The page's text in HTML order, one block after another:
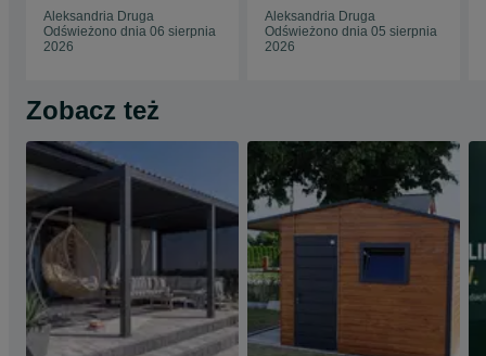
piaskownica,
huśtawka
Aleksandria Druga
Odświeżono dnia 06 sierpnia
2026
Aleksandria Druga
Odświeżono dnia 05 sierpnia
2026
Zobacz też